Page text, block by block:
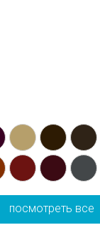
посмотреть все